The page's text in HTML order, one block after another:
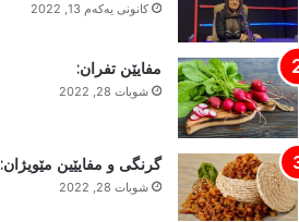
كانونی یه‌كه‌م 13, 2022
مفایێن تفران:
شوبات 28, 2022
گرنگی و مفایێین مێویژان:
شوبات 28, 2022